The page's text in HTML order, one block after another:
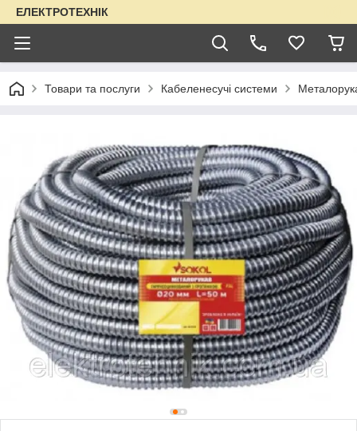
ЕЛЕКТРОТЕХНІК
Товари та послуги Кабеленесучі системи